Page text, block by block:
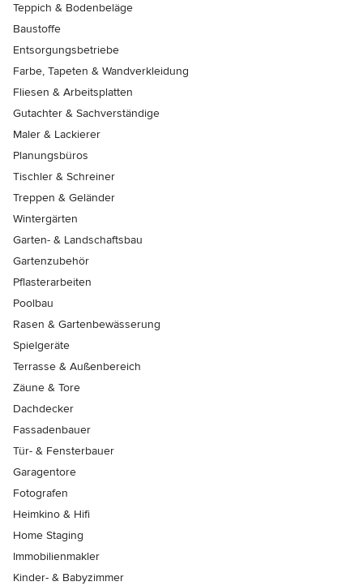
Teppich & Bodenbeläge
Baustoffe
Entsorgungsbetriebe
Farbe, Tapeten & Wandverkleidung
Fliesen & Arbeitsplatten
Gutachter & Sachverständige
Maler & Lackierer
Planungsbüros
Tischler & Schreiner
Treppen & Geländer
Wintergärten
Garten- & Landschaftsbau
Gartenzubehör
Pflasterarbeiten
Poolbau
Rasen & Gartenbewässerung
Spielgeräte
Terrasse & Außenbereich
Zäune & Tore
Dachdecker
Fassadenbauer
Tür- & Fensterbauer
Garagentore
Fotografen
Heimkino & Hifi
Home Staging
Immobilienmakler
Kinder- & Babyzimmer